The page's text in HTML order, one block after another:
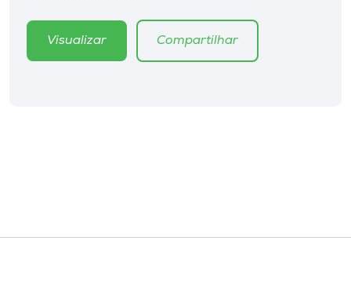
Editora
Visualizar Compartilhar